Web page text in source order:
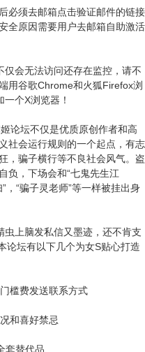
必须去邮箱点击验证邮件的链接
全原因需要用户去邮箱自助激活
会无法访问还存在监控，请不
用谷歌Chrome和火狐Firefox浏
个X浏览器！
论坛不仅是优质原创作者和高
社会运行规则的一个起点，有志
，骗子横行等不良社会风气。盗
负，下场会和“七鬼先生江
，“骗子灵老师”等一样被挂出身
上脑发私信又墨迹，还不肯支
论坛有以下几个为女S贴心打造
槛费发送联系方式
和喜好禁忌
套替代品